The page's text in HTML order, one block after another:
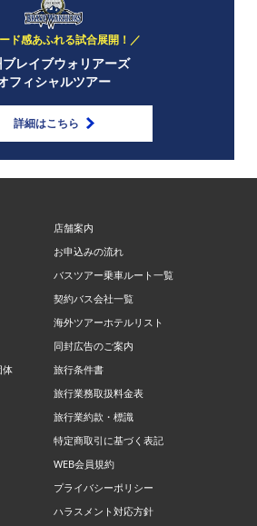
ド感あふれる試合展開！／
レイブウォリアーズ
フィシャルツアー
詳細はこちら
体
店舗案内
お申込みの流れ
バスツアー乗車ルート一覧
契約バス会社一覧
海外ツアーホテルリスト
同封広告のご案内
旅行条件書
旅行業務取扱料金表
旅行業約款・標識
特定商取引に基づく表記
WEB会員規約
プライバシーポリシー
ハラスメント対応方針